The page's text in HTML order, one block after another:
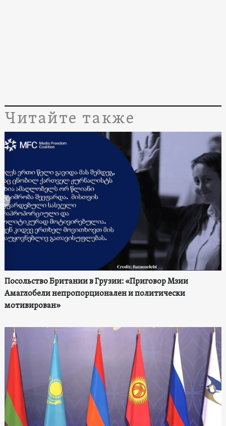
Читайте также
Посольство Британии в Грузии: «Приговор Мзии
Амаглобели непропорционален и политически
мотивирован»